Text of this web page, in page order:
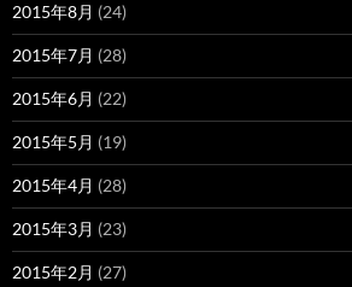
2015年8月 (24)
2015年7月 (28)
2015年6月 (22)
2015年5月 (19)
2015年4月 (28)
2015年3月 (23)
2015年2月 (27)